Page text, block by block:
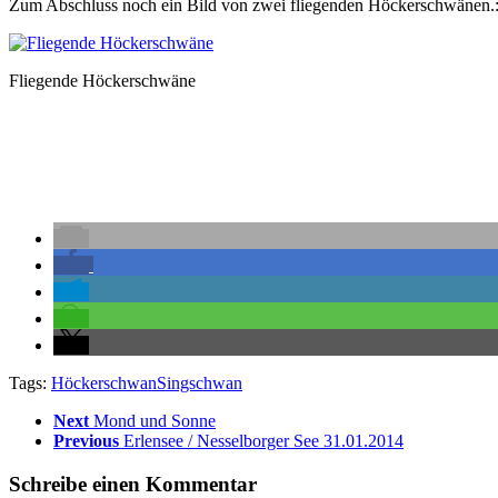
Zum Abschluss noch ein Bild von zwei fliegenden Höckerschwänen.:
Fliegende Höckerschwäne
Tags: HöckerschwanSingschwan
Next Mond und Sonne
Previous Erlensee / Nesselborger See 31.01.2014
Schreibe einen Kommentar